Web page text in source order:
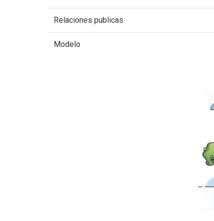
Relaciones publicas
Modelo